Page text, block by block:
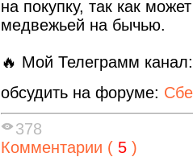
на покупку, так как
медвежьей на бычью.
🔥 Мой Телеграмм
обсудить на форуме:
378
Комментарии ( 5 )